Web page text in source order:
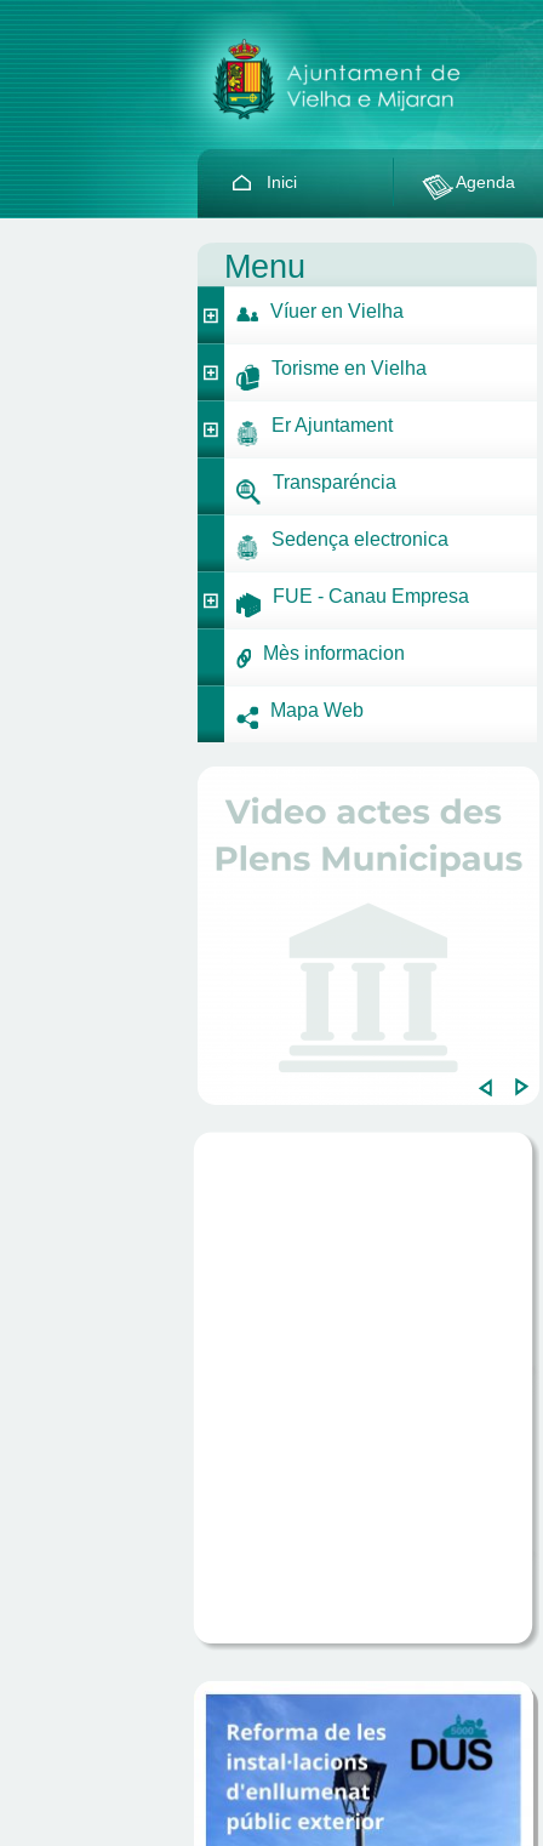
Inici Agenda
Menu
Víuer en Vielha
Torisme en Vielha
Er Ajuntament
Transparéncia
Sedença electronica
FUE - Canau Empresa
Mès informacion
Mapa Web